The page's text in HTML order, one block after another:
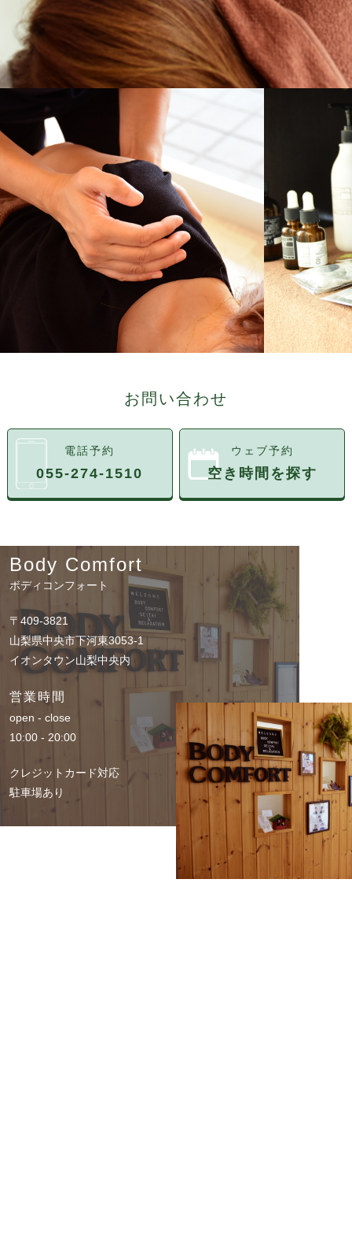
お問い合わせ
電話予約
055-274-1510
ウェブ予約
空き時間を探す
Body Comfort
ボディコンフォート
〒409-3821
山梨県中央市下河東3053-1
イオンタウン山梨中央内
営業時間
open - close
10:00 - 20:00
クレジットカード対応
駐車場あり